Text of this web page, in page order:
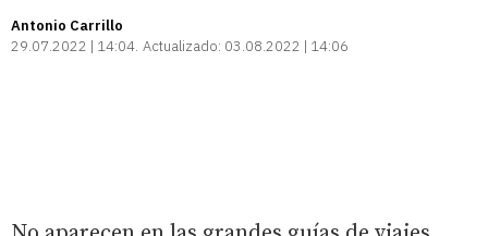
Antonio Carrillo
29.07.2022 | 14:04 Actualizado: 03.08.2022 | 14:06